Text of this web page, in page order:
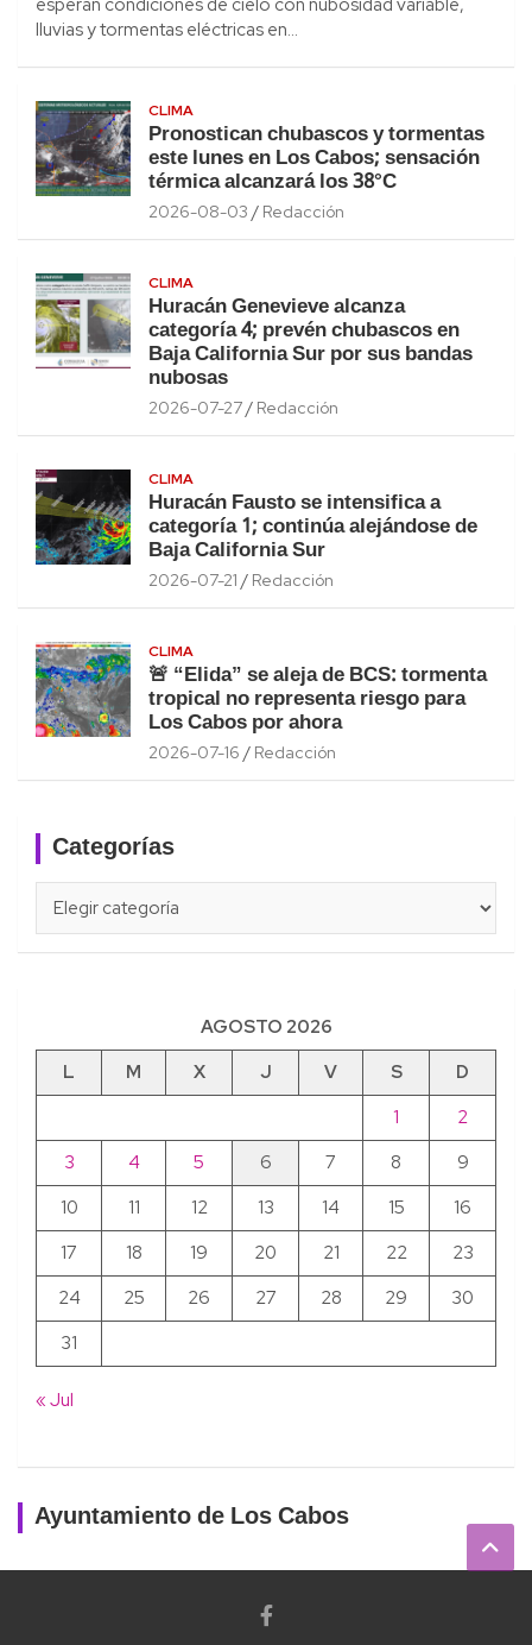
lluvias y tormentas eléctricas en…
CLIMA
Pronostican chubascos y tormentas
este lunes en Los Cabos; sensación
térmica alcanzará los 38°C
2026-08-03 Redacción
CLIMA
Huracán Genevieve alcanza
categoría 4; prevén chubascos en
Baja California Sur por sus bandas
nubosas
2026-07-27 Redacción
CLIMA
Huracán Fausto se intensifica a
categoría 1; continúa alejándose de
Baja California Sur
2026-07-21 Redacción
CLIMA
🚨 “Elida” se aleja de BCS: tormenta
tropical no representa riesgo para
Los Cabos por ahora
2026-07-16 Redacción
Categorías
AGOSTO 2026
L
M X J V S
D
1
2
3
4 5 6 7 8
9
10
11 12 13 14 15
16
17
18 19 20 21 22
23
24
25 26 27 28 29
30
31
« Jul
Ayuntamiento de Los Cabos